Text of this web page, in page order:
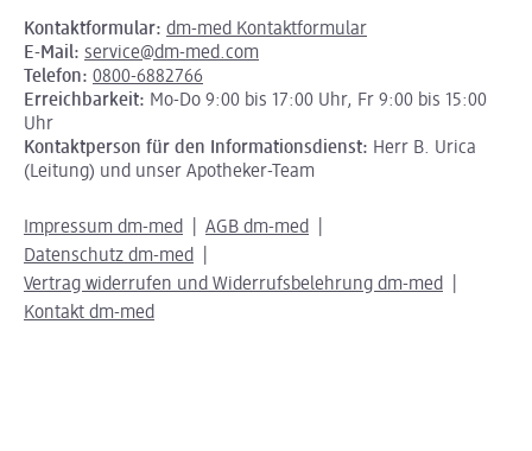
Kontaktformular: dm-med Kontaktformular
E-Mail: service@dm-med.com
Telefon: 0800-6882766
Erreichbarkeit: Mo-Do 9:00 bis 17:00 Uhr, Fr 9:00 bis 15:00
Uhr
Kontaktperson für den Informationsdienst: Herr B. Urica
(Leitung) und unser Apotheker-Team
Impressum dm-med
AGB dm-med
Datenschutz dm-med
Vertrag widerrufen und Widerrufsbelehrung dm-med
Kontakt dm-med